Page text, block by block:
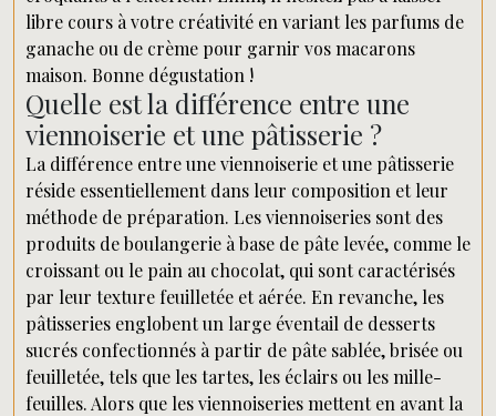
libre cours à votre créativité en variant les parfums de
ganache ou de crème pour garnir vos macarons
maison. Bonne dégustation !
Quelle est la différence entre une
viennoiserie et une pâtisserie ?
La différence entre une viennoiserie et une pâtisserie
réside essentiellement dans leur composition et leur
méthode de préparation. Les viennoiseries sont des
produits de boulangerie à base de pâte levée, comme le
croissant ou le pain au chocolat, qui sont caractérisés
par leur texture feuilletée et aérée. En revanche, les
pâtisseries englobent un large éventail de desserts
sucrés confectionnés à partir de pâte sablée, brisée ou
feuilletée, tels que les tartes, les éclairs ou les mille-
feuilles. Alors que les viennoiseries mettent en avant la